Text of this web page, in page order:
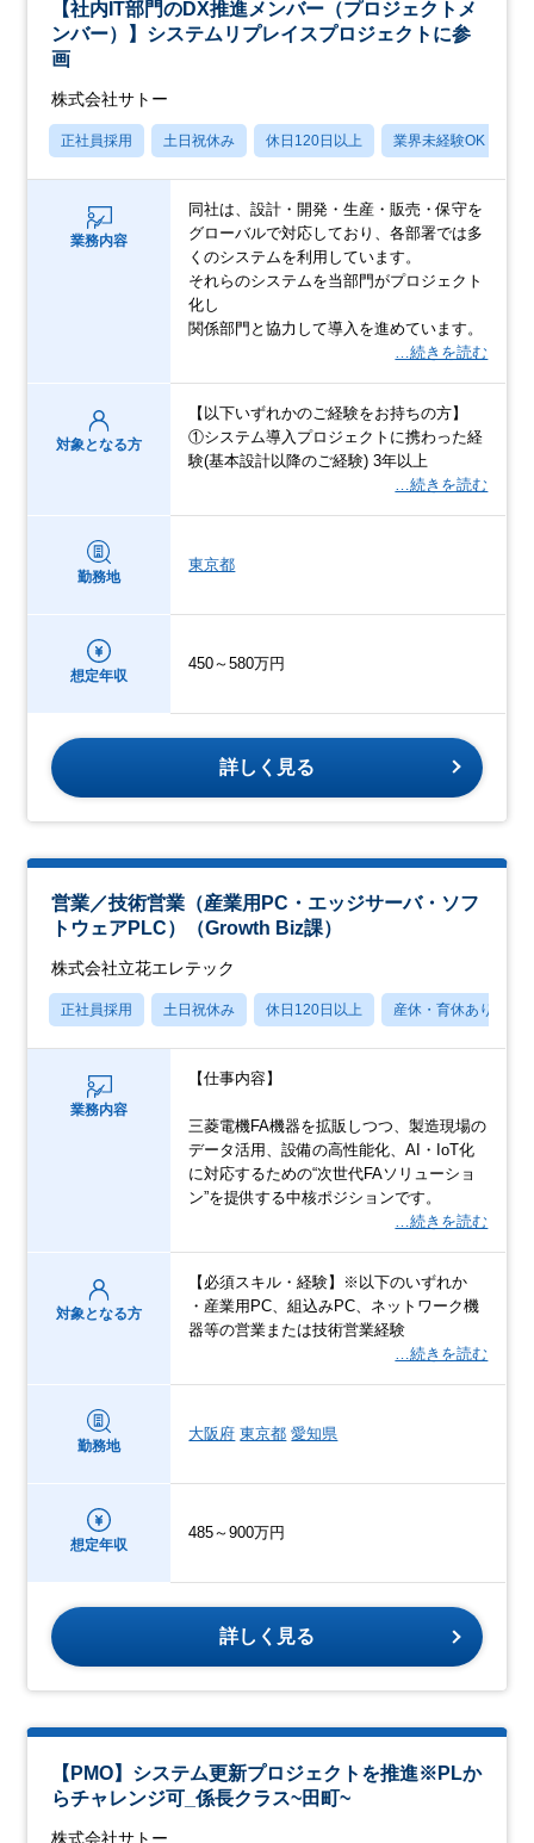
【社内IT部門のDX推進メンバー（プロジェクトメ
ンバー）】システムリプレイスプロジェクトに参
画
株式会社サトー
正社員採用 土日祝休み 休日120日以上 業界未経験OK
業務内容
同社は、設計・開発・生産・販売・保守を
グローバルで対応しており、各部署では多
くのシステムを利用しています。
それらのシステムを当部門がプロジェクト
化し
関係部門と協力して導入を進めています。
…続きを読む
対象となる方
【以下いずれかのご経験をお持ちの方】
①システム導入プロジェクトに携わった経
験(基本設計以降のご経験) 3年以上
…続きを読む
勤務地
東京都
想定年収
450～580万円
詳しく見る
営業／技術営業（産業用PC・エッジサーバ・ソフ
トウェアPLC）（Growth Biz課）
株式会社立花エレテック
正社員採用 土日祝休み 休日120日以上 産休・育休あり
業務内容
【仕事内容】
三菱電機FA機器を拡販しつつ、製造現場の
データ活用、設備の高性能化、AI・IoT化
に対応するための“次世代FAソリューショ
ン”を提供する中核ポジションです。
…続きを読む
対象となる方
【必須スキル・経験】※以下のいずれか
・産業用PC、組込みPC、ネットワーク機
器等の営業または技術営業経験
…続きを読む
勤務地
大阪府 東京都 愛知県
想定年収
485～900万円
詳しく見る
【PMO】システム更新プロジェクトを推進※PLか
らチャレンジ可_係長クラス~田町~
株式会社サトー